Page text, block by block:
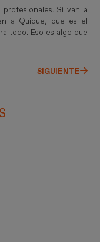
Si van a
a Quique, que es el
todo. Eso es algo que
SIGUIENTE